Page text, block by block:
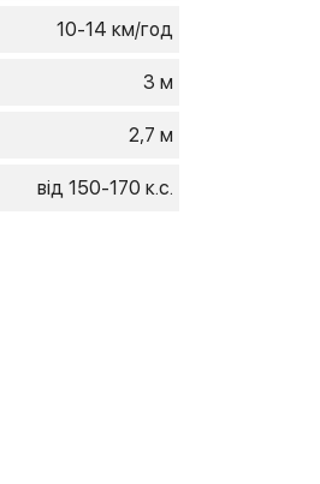
10-14 км/год
3 м
2,7 м
від 150-170 к.с.